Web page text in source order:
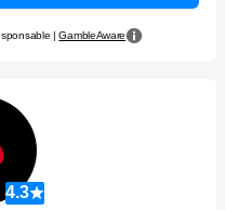
|GambleAware
4.3